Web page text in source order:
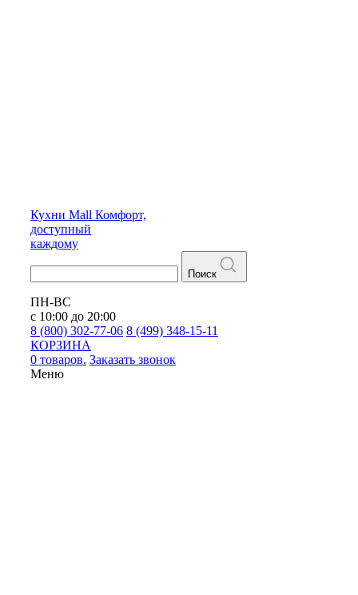
Кухни Mall Комфорт,
доступный
каждому
Поиск
ПН-ВС
с 10:00 до 20:00
8 (800) 302-77-06 8 (499) 348-15-11
КОРЗИНА
0 товаров. Заказать звонок
Меню